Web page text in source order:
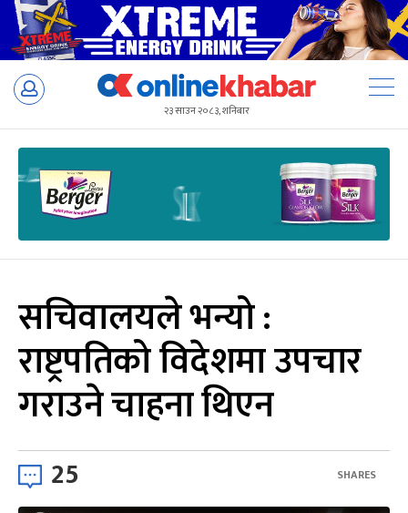
Skip
२३ साउन २०८३, शनिबार
सचिवालयले भन्यो :
राष्ट्रपतिको विदेशमा उपचार
गराउने चाहना थिएन
25 SHARES